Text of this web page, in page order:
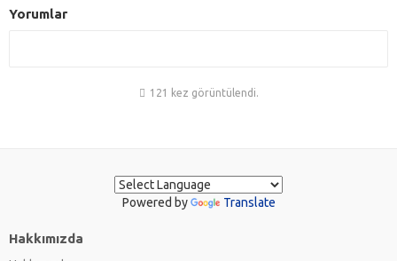
Yorumlar
121 kez görüntülendi.
Powered by Translate
Hakkımızda